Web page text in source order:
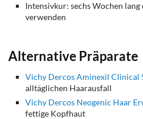
Intensivkur: sechs Wochen lang
verwenden
Alternative Präparate
Vichy Dercos Aminexil Clinical
alltäglichen Haarausfall
Vichy Dercos Neogenic Haar
fettige Kopfhaut